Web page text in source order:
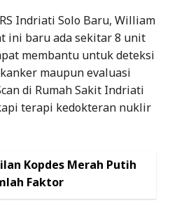
Indriati Solo Baru, William
ini baru ada sekitar 8 unit
membantu untuk deteksi
maupun evaluasi
di Rumah Sakit Indriati
terapi kedokteran nuklir
Kopdes Merah Putih
Faktor